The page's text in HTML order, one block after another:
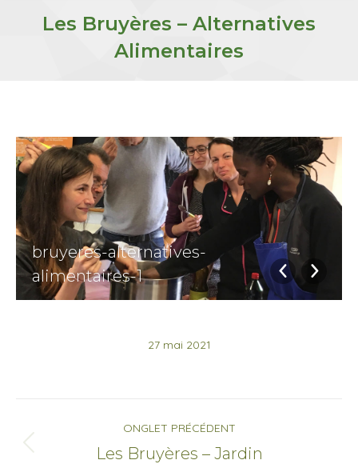
Les Bruyères – Alternatives
Alimentaires
bruyeres-alternatives-
alimentaires-1
27 mai 2021
de
ONGLET PRÉCÉDENT
Onglet
Les Bruyères – Jardin